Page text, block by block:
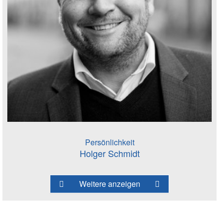
Persönlichkeit
Holger Schmidt
Weitere anzeigen